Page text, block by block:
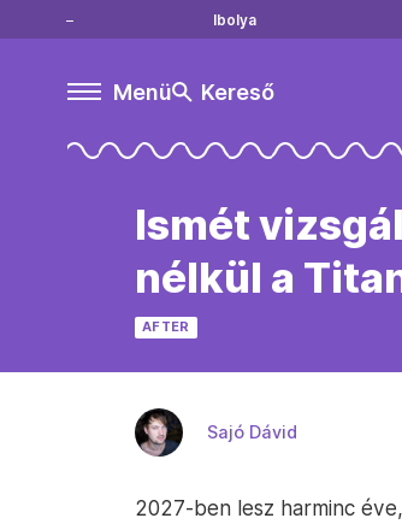
Ibolya
Menü Kereső
Ismét
nélkül a
AFTER
Sajó Dávid
2027-ben lesz harminc